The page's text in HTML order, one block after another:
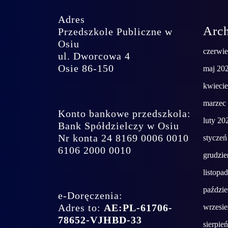
Adres
Przedszkole Publiczne w
Osiu
ul. Dworcowa 4
Osie 86-150
Konto bankowe przedszkola:
Bank Spółdzielczy w Osiu
Nr konta 24 8169 0006 0010
6106 2000 0010
e-Doręczenia:
Adres to: AE:PL-61706-
78652-VJHBD-33
maj
luty